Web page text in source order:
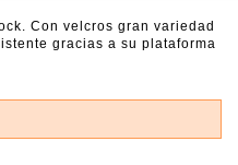
Con velcros gran variedad
gracias a su plataforma